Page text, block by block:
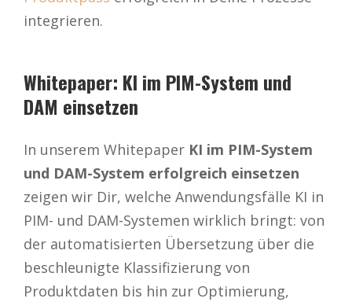
integrieren.
Whitepaper: KI im PIM-System und
DAM einsetzen
In unserem Whitepaper KI im PIM-System
und DAM-System erfolgreich einsetzen
zeigen wir Dir, welche Anwendungsfälle KI in
PIM- und DAM-Systemen wirklich bringt: von
der automatisierten Übersetzung über die
beschleunigte Klassifizierung von
Produktdaten bis hin zur Optimierung,